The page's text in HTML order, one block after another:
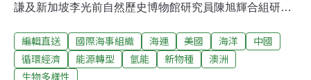
謙及新加坡李光前自然歷史博物館研究員陳旭輝合組研究
（anchialine caves）中的發現新物種「無眼魚」，是一種
咖啡色小型鯙科魚類，這些魚生活在幾乎無光洞穴中，團
隊命名為「豆眼鰭尾鯙」發表於國際期刊，獲國際期刊
編輯直送 國際海事組織 海運 美國 海洋
中國
循環經濟
能源轉型 氫能 新物種
澳洲
生物多樣性